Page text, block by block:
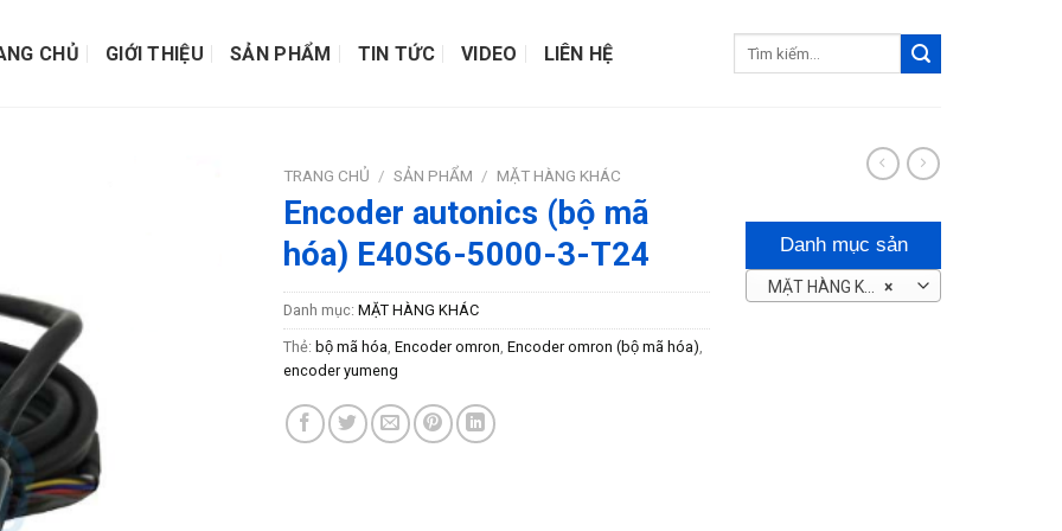
CHỦ GIỚI THIỆU SẢN PHẨM TIN TỨC VIDEO LIÊN HỆ
TRANG CHỦ / SẢN PHẨM / MẶT HÀNG KHÁC
Encoder autonics (bộ mã
hóa) E40S6-5000-3-T24
Danh mục: MẶT HÀNG KHÁC
Thẻ: bộ mã hóa, Encoder omron, Encoder omron (bộ mã hóa),
encoder yumeng
Danh mục sản
phẩm ×
MẶT HÀNG KHÁC